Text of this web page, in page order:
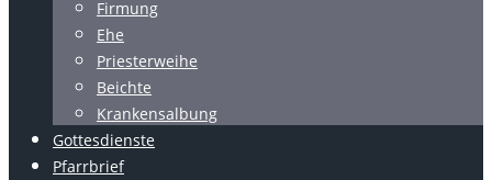
Firmung
Ehe
Priesterweihe
Beichte
Krankensalbung
Gottesdienste
Pfarrbrief